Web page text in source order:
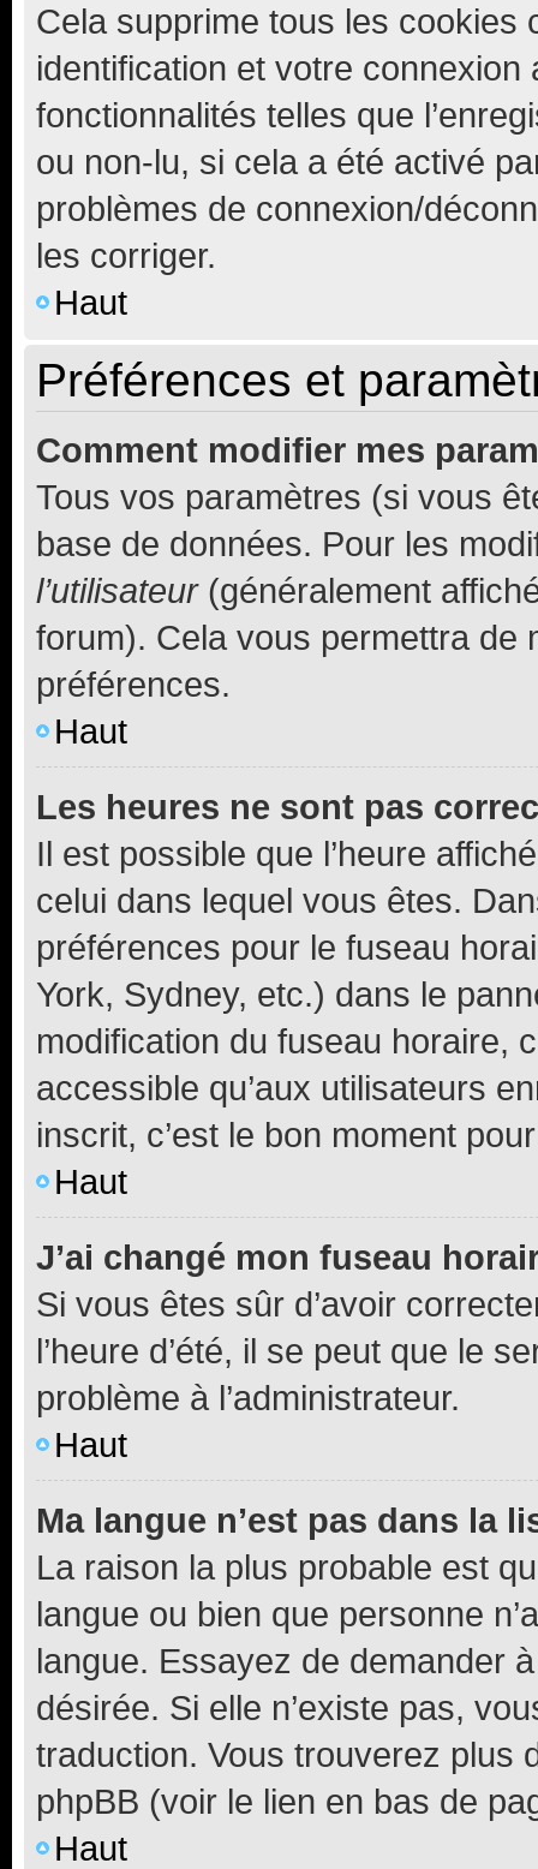
Cela supprime tous les cookies
identification et votre
fonctionnalités telles que
ou non-lu, si cela a été activé
problèmes de connexion/
les corriger.
Haut
Préférences et
Comment modifier mes
Tous vos paramètres (si vous
base de données. Pour les
l’utilisateur(généralement
forum). Cela vous permettra de
préférences.
Haut
Les heures ne sont pas
Il est possible que l’heure
celui dans lequel vous êtes.
préférences pour le fuseau
York, Sydney, etc.) dans le
modification du fuseau horaire,
accessible qu’aux utilisateurs
inscrit, c’est le bon moment
Haut
J’ai changé mon fuseau
Si vous êtes sûr d’avoir
l’heure d’été, il se peut que le
problème à l’administrateur.
Haut
Ma langue n’est pas dans la
La raison la plus probable est
langue ou bien que personne
langue. Essayez de demander
désirée. Si elle n’existe pas,
traduction. Vous trouverez plus
phpBB (voir le lien en bas de
Haut